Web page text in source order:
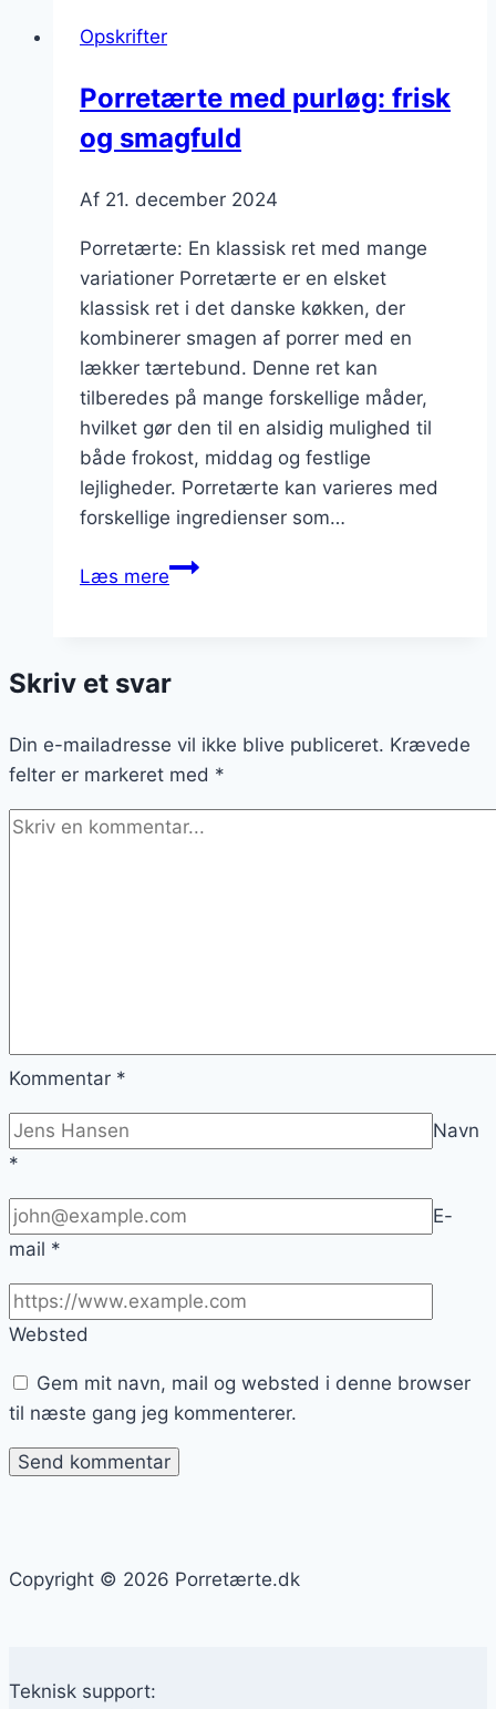
Opskrifter
Porretærte med purløg: frisk
og smagfuld
Af 21. december 2024
Porretærte: En klassisk ret med mange
variationer Porretærte er en elsket
klassisk ret i det danske køkken, der
kombinerer smagen af porrer med en
lækker tærtebund. Denne ret kan
tilberedes på mange forskellige måder,
hvilket gør den til en alsidig mulighed til
både frokost, middag og festlige
lejligheder. Porretærte kan varieres med
forskellige ingredienser som…
Læs merePorretærte
og
Skriv et svar
Din e-mailadresse vil ikke blive publiceret. Krævede
felter er markeret med *
Kommentar *
Navn
*
E-
mail *
Websted
Gem mit navn, mail og websted i denne browser
til næste gang jeg kommenterer.
Copyright © 2026 Porretærte.dk
Teknisk support: